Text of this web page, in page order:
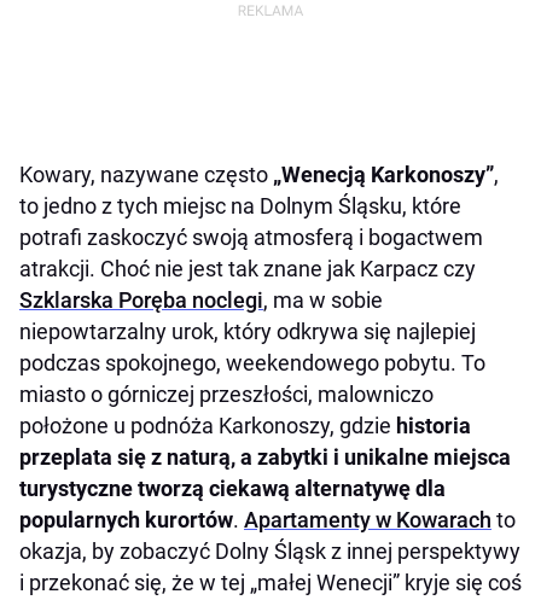
Kowary, nazywane często „Wenecją Karkonoszy”,
to jedno z tych miejsc na Dolnym Śląsku, które
potrafi zaskoczyć swoją atmosferą i bogactwem
atrakcji. Choć nie jest tak znane jak Karpacz czy
Szklarska Poręba noclegi, ma w sobie
niepowtarzalny urok, który odkrywa się najlepiej
podczas spokojnego, weekendowego pobytu. To
miasto o górniczej przeszłości, malowniczo
położone u podnóża Karkonoszy, gdzie historia
przeplata się z naturą, a zabytki i unikalne miejsca
turystyczne tworzą ciekawą alternatywę dla
popularnych kurortów. Apartamenty w Kowarach to
okazja, by zobaczyć Dolny Śląsk z innej perspektywy
i przekonać się, że w tej „małej Wenecji” kryje się coś